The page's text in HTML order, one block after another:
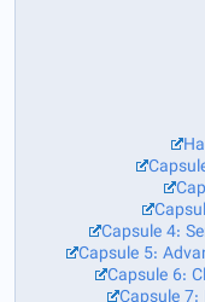
Capsule 4:
Capsule 5:
Capsule 6: